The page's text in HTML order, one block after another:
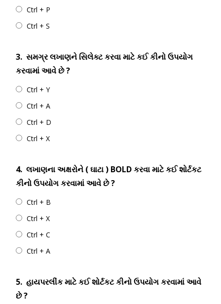
Ctrl + P
Ctrl + S
3. સમગ્ર લખાણને સિલેક્ટ કરવા માટે કઈ કીનો ઉપયોગ
કરવામાં આવે છે ?
Ctrl + Y
Ctrl + A
Ctrl + D
Ctrl + X
4. લખાણના અક્ષરોને ( ઘાટા ) BOLD કરવા માટે કઈ શોર્ટકટ
કીનો ઉપયોગ કરવામાં આવે છે ?
Ctrl + B
Ctrl + X
Ctrl + C
Ctrl + A
5. હાયપરલીંક માટે કઈ શોર્ટકટ કીનો ઉપયોગ કરવામાં આવે
છે ?